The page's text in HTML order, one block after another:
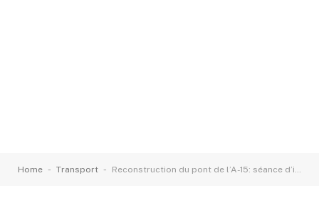
Home - Transport - Reconstruction du pont de l’A-15: séance d’information du BAPE le 8 mai